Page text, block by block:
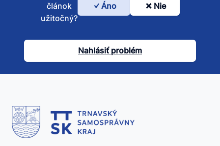
Bol
článok
užitočný?
článok
užitočný?
Áno Nie
Nahlásiť problém